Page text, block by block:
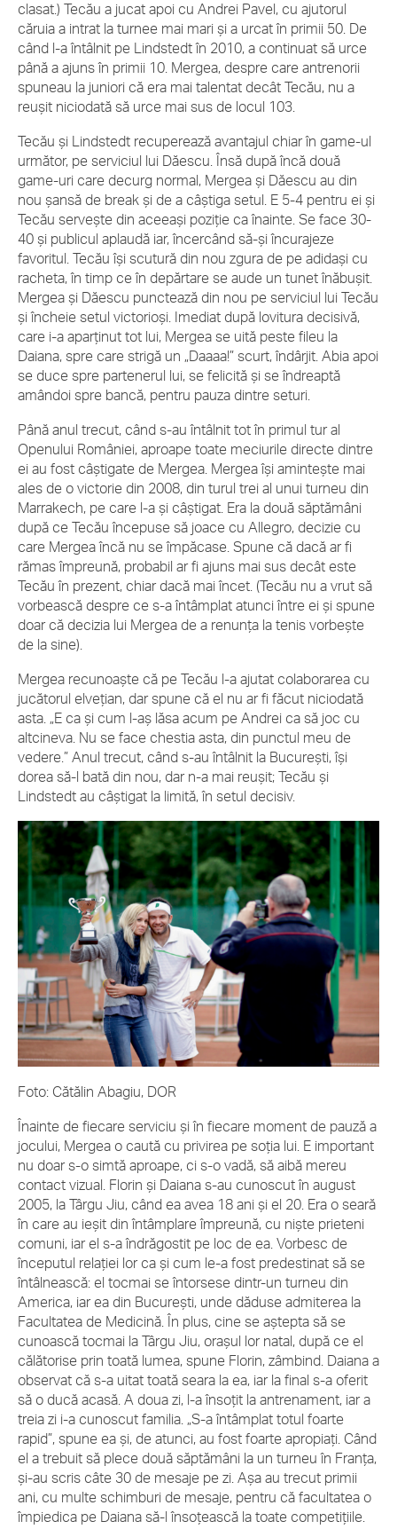
clasat.) Tecău a jucat apoi cu Andrei Pavel, cu ajutorul
căruia a intrat la turnee mai mari şi a urcat în primii 50. De
când l-a întâlnit pe Lindstedt în 2010, a continuat să urce
până a ajuns în primii 10. Mergea, despre care antrenorii
spuneau la juniori că era mai talentat decât Tecău, nu a
reuşit niciodată să urce mai sus de locul 103.
Tecău şi Lindstedt recuperează avantajul chiar în game-ul
următor, pe serviciul lui Dăescu. Însă după încă două
game-uri care decurg normal, Mergea şi Dăescu au din
nou şansă de break şi de a câştiga setul. E 5-4 pentru ei şi
Tecău serveşte din aceeaşi poziţie ca înainte. Se face 30-
40 şi publicul aplaudă iar, încercând să-şi încurajeze
favoritul. Tecău îşi scutură din nou zgura de pe adidaşi cu
racheta, în timp ce în depărtare se aude un tunet înăbuşit.
Mergea şi Dăescu punctează din nou pe serviciul lui Tecău
şi încheie setul victorioşi. Imediat după lovitura decisivă,
care i-a aparţinut tot lui, Mergea se uită peste fileu la
Daiana, spre care strigă un „Daaaa!” scurt, îndârjit. Abia apoi
se duce spre partenerul lui, se felicită şi se îndreaptă
amândoi spre bancă, pentru pauza dintre seturi.
Până anul trecut, când s-au întâlnit tot în primul tur al
Openului României, aproape toate meciurile directe dintre
ei au fost câştigate de Mergea. Mergea îşi aminteşte mai
ales de o victorie din 2008, din turul trei al unui turneu din
Marrakech, pe care l-a şi câştigat. Era la două săptămâni
după ce Tecău începuse să joace cu Allegro, decizie cu
care Mergea încă nu se împăcase. Spune că dacă ar fi
rămas împreună, probabil ar fi ajuns mai sus decât este
Tecău în prezent, chiar dacă mai încet. (Tecău nu a vrut să
vorbească despre ce s-a întâmplat atunci între ei şi spune
doar că decizia lui Mergea de a renunţa la tenis vorbeşte
de la sine).
Mergea recunoaşte că pe Tecău l-a ajutat colaborarea cu
jucătorul elveţian, dar spune că el nu ar fi făcut niciodată
asta. „E ca şi cum l-aş lăsa acum pe Andrei ca să joc cu
altcineva. Nu se face chestia asta, din punctul meu de
vedere.” Anul trecut, când s-au întâlnit la Bucureşti, îşi
dorea să-l bată din nou, dar n-a mai reuşit; Tecău şi
Lindstedt au câştigat la limită, în setul decisiv.
Foto: Cătălin Abagiu, DOR
Înainte de fiecare serviciu şi în fiecare moment de pauză a
jocului, Mergea o caută cu privirea pe soţia lui. E important
nu doar s-o simtă aproape, ci s-o vadă, să aibă mereu
contact vizual. Florin şi Daiana s-au cunoscut în august
2005, la Târgu Jiu, când ea avea 18 ani şi el 20. Era o seară
în care au ieşit din întâmplare împreună, cu nişte prieteni
comuni, iar el s-a îndrăgostit pe loc de ea. Vorbesc de
începutul relaţiei lor ca şi cum le-a fost predestinat să se
întâlnească: el tocmai se întorsese dintr-un turneu din
America, iar ea din Bucureşti, unde dăduse admiterea la
Facultatea de Medicină. În plus, cine se aştepta să se
cunoască tocmai la Târgu Jiu, oraşul lor natal, după ce el
călătorise prin toată lumea, spune Florin, zâmbind. Daiana a
observat că s-a uitat toată seara la ea, iar la final s-a oferit
să o ducă acasă. A doua zi, l-a însoţit la antrenament, iar a
treia zi i-a cunoscut familia. „S-a întâmplat totul foarte
rapid”, spune ea şi, de atunci, au fost foarte apropiaţi. Când
el a trebuit să plece două săptămâni la un turneu în Franţa,
şi-au scris câte 30 de mesaje pe zi. Aşa au trecut primii
ani, cu multe schimburi de mesaje, pentru că facultatea o
împiedica pe Daiana să-l însoţească la toate competiţiile.